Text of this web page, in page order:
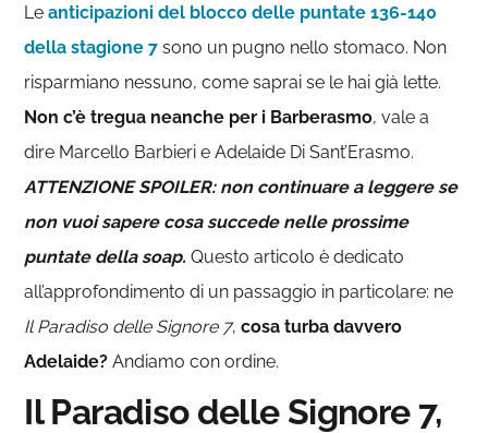
Leanticipazioni del blocco delle puntate 136-140
della stagione 7 sono un pugno nello stomaco. Non
risparmiano nessuno, come saprai se le hai già lette.
Non c’è tregua neanche per i Barberasmo, vale a
dire Marcello Barbieri e Adelaide Di Sant’Erasmo.
ATTENZIONE SPOILER: non continuare a leggere se
non vuoi sapere cosa succede nelle prossime
puntate della soap.Questo articolo è dedicato
all’approfondimento di un passaggio in particolare: ne
Il Paradiso delle Signore 7,cosa turba davvero
Adelaide? Andiamo con ordine.
Il Paradiso delle Signore 7,